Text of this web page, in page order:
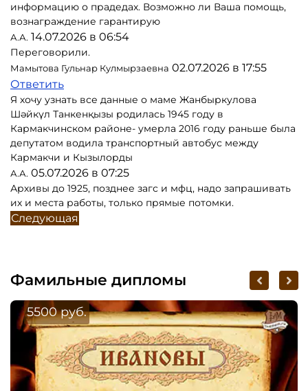
информацию о прадедах. Возможно ли Ваша помощь,
вознаграждение гарантирую
А.А. 14.07.2026 в 06:54
Переговорили.
Мамытова Гульнар Кулмырзаевна 02.07.2026 в 17:55
Ответить
Я хочу узнать все данные о маме Жанбыркулова
Шәйкүл Танкенқызы родилась 1945 году в
Кармакчинском районе- умерла 2016 году раньше была
депутатом водила транспортный автобус между
Кармакчи и Кызылорды
А.А. 05.07.2026 в 07:25
Архивы до 1925, позднее загс и мфц, надо запрашивать
их и места работы, только прямые потомки.
Следующая
Фамильные дипломы
5500 руб.